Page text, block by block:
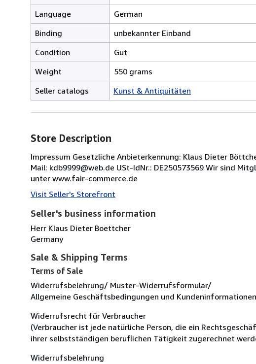
Language
German
Binding
unbekannter Einband
Condition
Gut
Weight
550 grams
Seller catalogs
Kunst & Antiquitäten
Store Description
Impressum Gesetzliche Anbieterkennung: Klaus Dieter
Mail: kdb9999@web.de USt-IdNr.: DE250573569 Wir sind
unter www.fair-commerce.de
Visit Seller's Storefront
Seller's business information
Herr Klaus Dieter Boettcher
Germany
Sale & Shipping Terms
Terms of Sale
Widerrufsbelehrung/ Muster-Widerrufsformular/
Allgemeine Geschäftsbedingungen und
Widerrufsrecht für Verbraucher
(Verbraucher ist jede natürliche Person, die ein
ihrer selbstständigen beruflichen Tätigkeit zugerechnet
Widerrufsbelehrung